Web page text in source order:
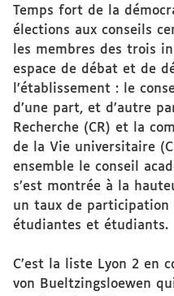
Temps fort de la
élections aux conseils
les membres des trois
espace de débat et de
l’établissement : le
d’une part, et d’autre
Recherche (CR) et la
de la Vie universitaire
ensemble le conseil
s’est montrée à la
un taux de participation
étudiantes et étudiants.
C’est la liste Lyon 2 en
von Bueltzingsloewen